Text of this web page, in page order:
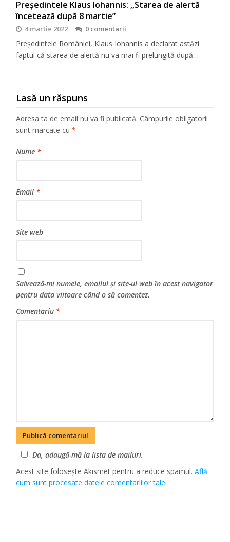
Președintele Klaus Iohannis: ,,Starea de alertă
încetează după 8 martie”
4 martie 2022 0 comentarii
Președintele României, Klaus Iohannis a declarat astăzi
faptul că starea de alertă nu va mai fi prelungită după…
Lasă un răspuns
Adresa ta de email nu va fi publicată. Câmpurile obligatorii
sunt marcate cu*
Nume *
Email *
Site web
Salvează-mi numele, emailul și site-ul web în acest navigator
pentru data viitoare când o să comentez.
Comentariu *
Da, adaugă-mă la lista de mailuri.
Acest site folosește Akismet pentru a reduce spamul.Află
cum sunt procesate datele comentariilor tale.